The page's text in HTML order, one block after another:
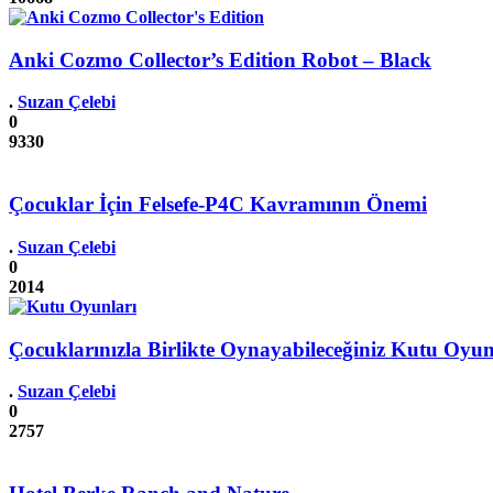
Anki Cozmo Collector’s Edition Robot – Black
. Suzan Çelebi
0
9330
Çocuklar İçin Felsefe-P4C Kavramının Önemi
. Suzan Çelebi
0
2014
Çocuklarınızla Birlikte Oynayabileceğiniz Kutu
. Suzan Çelebi
0
2757